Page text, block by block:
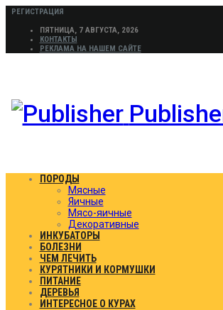
РЕГИСТРАЦИЯ
ПЯТНИЦА, 7 АВГУСТА, 2026
КОНТАКТЫ
РЕКЛАМА НА НАШЕМ САЙТЕ
ПОРОДЫ
Мясные
Яичные
Мясо-яичные
Декоративные
ИНКУБАТОРЫ
БОЛЕЗНИ
ЧЕМ ЛЕЧИТЬ
КУРЯТНИКИ И КОРМУШКИ
ПИТАНИЕ
ДЕРЕВЬЯ
ИНТЕРЕСНОЕ О КУРАХ